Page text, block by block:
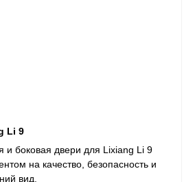
Li 9
и боковая двери для Lixiang Li 9
на качество, безопасность и
вид.